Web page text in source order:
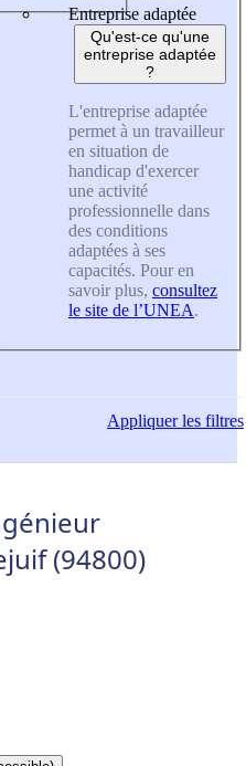
Entreprise adaptée
Qu'est-ce qu'une
entreprise adaptée
?
L'entreprise adaptée
permet à un travailleur
en situation de
handicap d'exercer
une activité
professionnelle dans
des conditions
adaptées à ses
capacités. Pour en
savoir plus, consultez
le site de l’UNEA.
Appliquerles filtres
(94800)